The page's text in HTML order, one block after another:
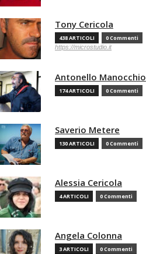
Tony Cericola
438 ARTICOLI 0 Commenti
https://microstudio.it
Antonello Manocchio
174 ARTICOLI 0 Commenti
Saverio Metere
130 ARTICOLI 0 Commenti
Alessia Cericola
4 ARTICOLI 0 Commenti
Angela Colonna
3 ARTICOLI 0 Commenti